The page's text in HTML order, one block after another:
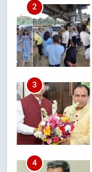
3
4
5